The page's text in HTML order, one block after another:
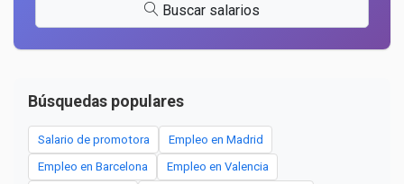
Buscar salarios
Búsquedas populares
Salario de promotora Empleo en Madrid
Empleo en Barcelona Empleo en Valencia